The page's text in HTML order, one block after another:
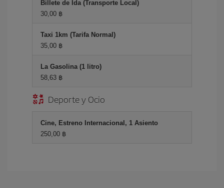
Billete de Ida (Transporte Local)
30,00 ฿
Taxi 1km (Tarifa Normal)
35,00 ฿
La Gasolina (1 litro)
58,63 ฿
Deporte y Ocio
Cine, Estreno Internacional, 1 Asiento
250,00 ฿